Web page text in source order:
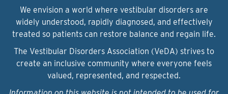
We envision a world where vestibular disorders are
widely understood, rapidly diagnosed, and effectively
treated so patients can restore balance and regain life.
The Vestibular Disorders Association (VeDA) strives to
create an inclusive community where everyone feels
valued, represented, and respected.